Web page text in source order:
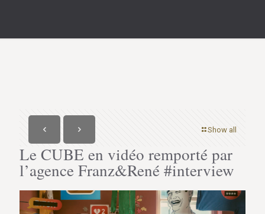
Show all
Le CUBE en vidéo remporté par
l’agence Franz&René #interview